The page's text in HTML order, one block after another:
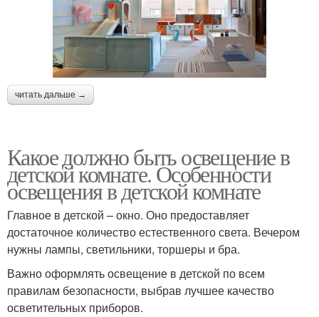
читать дальше →
Какое должно быть освещение в
детской комнате. Особенности
освещения в детской комнате
Главное в детской – окно. Оно предоставляет
достаточное количество естественного света. Вечером
нужны лампы, светильники, торшеры и бра.
Важно оформлять освещение в детской по всем
правилам безопасности, выбрав лучшее качество
осветительных приборов.